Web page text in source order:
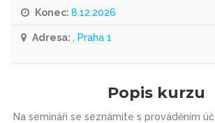
Konec: 8.12.2026
Adresa: , Praha 1
Popis kurzu
Na semináři se seznámíte s prováděním